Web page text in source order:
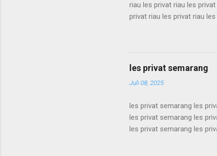
riau les privat riau les
privat riau les privat riau
riau les privat riau les
privat riau les privat riau
les privat riau les privat
les privat semarang
Juli 08, 2025
les privat semarang les
les privat semarang les
les privat semarang les
les privat semarang les